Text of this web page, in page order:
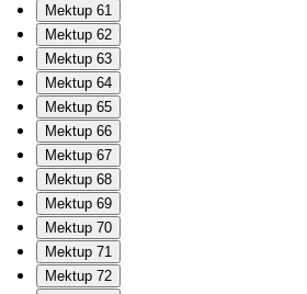
Mektup 61
Mektup 62
Mektup 63
Mektup 64
Mektup 65
Mektup 66
Mektup 67
Mektup 68
Mektup 69
Mektup 70
Mektup 71
Mektup 72